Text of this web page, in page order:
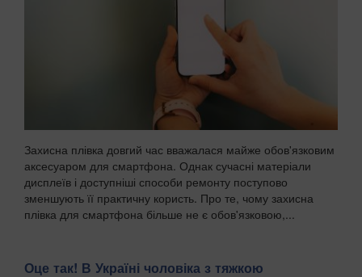
Захисна плівка довгий час вважалася майже обов'язковим
аксесуаром для смартфона. Однак сучасні матеріали
дисплеїв і доступніші способи ремонту поступово
зменшують її практичну користь. Про те, чому захисна
плівка для смартфона більше не є обов'язковою,...
Оце так! В Україні чоловіка з тяжкою